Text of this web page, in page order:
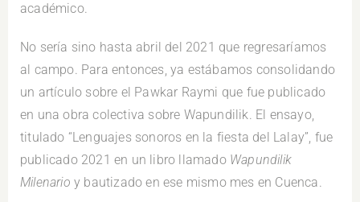
académico.
No sería sino hasta abril del 2021 que regresaríamos
al campo. Para entonces, ya estábamos consolidando
un artículo sobre el Pawkar Raymi que fue publicado
en una obra colectiva sobre Wapundilik. El ensayo,
titulado “Lenguajes sonoros en la fiesta del Lalay”, fue
publicado 2021 en un libro llamado Wapundilik
Milenario y bautizado en ese mismo mes en Cuenca.